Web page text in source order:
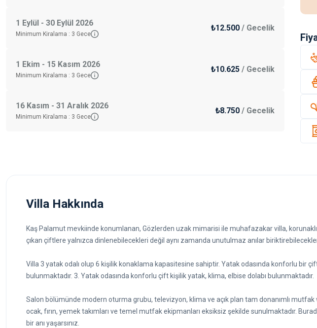
1 Eylül - 30 Eylül 2026
Minimum Kiralama : 3 Gece
₺12.500 / Gecelik
1 Ekim - 15 Kasım 2026
Minimum Kiralama : 3 Gece
₺10.625 / Gecelik
16 Kasım - 31 Aralık 2026
Minimum Kiralama : 3 Gece
₺8.750 / Gecelik
Villa Hakkında
Kaş Palamut mevkiinde konumlanan, Gözlerden uzak mimarisi ile muhafazakar villa, korunaklı
çıkan çiftlere yalnızca dinlenebilecekleri değil aynı zamanda unutulmaz anılar
Villa 3 yatak odalı olup 6 kişilik konaklama kapasitesine sahiptir. Yatak odasında konforlu bir
bulunmaktadır. 3. Yatak odasında konforlu çift kişilik yatak, klima, elbise dolabı bulunmaktadır.
Salon bölümünde modern oturma grubu, televizyon, klima ve açık plan tam donanımlı
ocak, fırın, yemek takımları ve temel mutfak ekipmanları eksiksiz şekilde sunulmaktadır.
bir anı yaşarsınız.